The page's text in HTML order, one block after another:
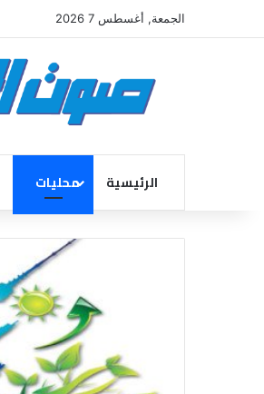
الجمعة, أغسطس 7 2026
الرئيسية محليات